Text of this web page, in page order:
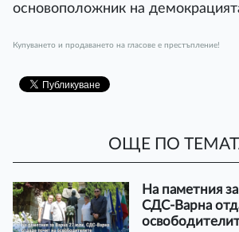
основоположник на
Купуването и продаването на гласове е престъпление!
ОЩЕ ПО
На паметния
СДС-Варна